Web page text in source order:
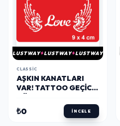
LUSTWAY LUSTWAY LUSTWAY
CLASSIC
AŞKIN KANATLARI
VAR! TATTOO GEÇICI
KINA KALIPLARI
₺0 İNCELE